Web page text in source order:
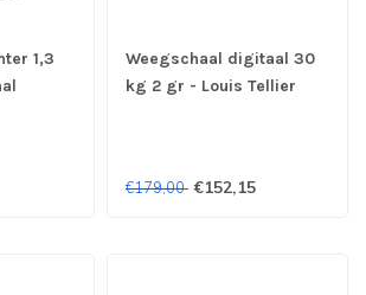
1,3
Weegschaal digitaal 30
kg 2 gr - Louis Tellier
€179,00 €152,15